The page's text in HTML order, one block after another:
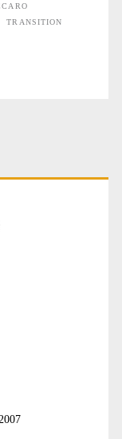
TRANSITION